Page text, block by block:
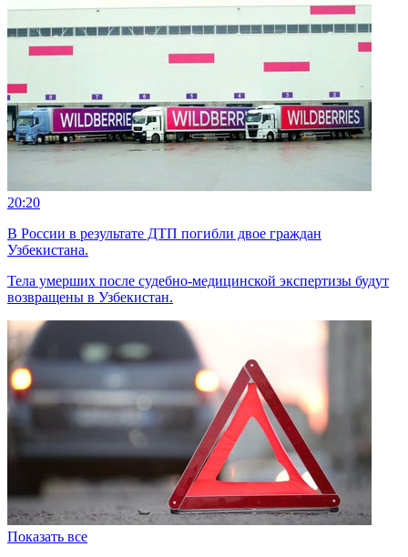
20:20
В России в результате ДТП погибли двое граждан
Узбекистана.
Тела умерших после судебно-медицинской экспертизы будут
возвращены в Узбекистан.
Показать все